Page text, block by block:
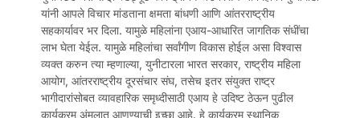
यांनी आपले विचार मांडताना क्षमता बांधणी आणि आंतरराष्ट्रीय
सहकार्यावर भर दिला. यामुळे महिलांना एआय-आधारित जागतिक संधींचा
लाभ घेता येईल. यामुळे महिलांचा सर्वांगीण विकास होईल असा विश्वास
व्यक्त करुन त्या म्हणाल्या, युनीटारला भारत सरकार, राष्ट्रीय महिला
आयोग, आंतरराष्ट्रीय दूरसंचार संघ, तसेच इतर संयुक्त राष्ट्र
भागीदारांसोबत व्यावहारिक समृध्दीसाठी एआय हे उदिष्ट ठेऊन पुढील
कार्यक्रम अंमलात आणण्याची इच्छा आहे. हे कार्यक्रम स्थानिक